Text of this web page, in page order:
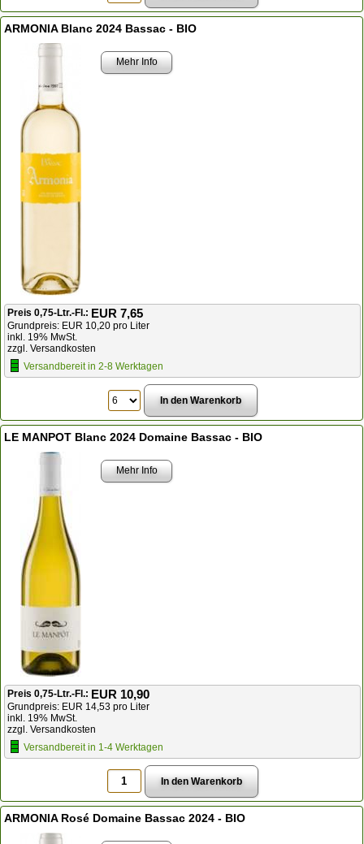
ARMONIA Blanc 2024 Bassac - BIO
Mehr Info
Preis 0,75-Ltr.-Fl.: EUR 7,65
Grundpreis: EUR 10,20 pro Liter
inkl. 19% MwSt.
zzgl. Versandkosten
Versandbereit in 2-8 Werktagen
LE MANPOT Blanc 2024 Domaine Bassac - BIO
Mehr Info
Preis 0,75-Ltr.-Fl.: EUR 10,90
Grundpreis: EUR 14,53 pro Liter
inkl. 19% MwSt.
zzgl. Versandkosten
Versandbereit in 1-4 Werktagen
ARMONIA Rosé Domaine Bassac 2024 - BIO